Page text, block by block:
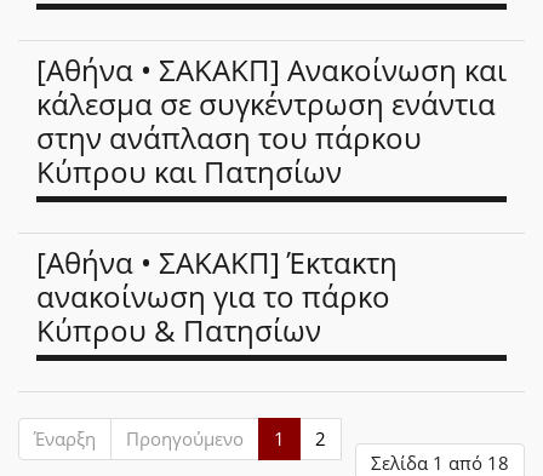
[Αθήνα • ΣΑΚΑΚΠ] Ανακοίνωση και
κάλεσμα σε συγκέντρωση ενάντια
στην ανάπλαση του πάρκου
Κύπρου και Πατησίων
[Αθήνα • ΣΑΚΑΚΠ] Έκτακτη
ανακοίνωση για το πάρκο
Κύπρου & Πατησίων
Σελίδα 1 από 18
Έναρξη Προηγούμενο 1 2